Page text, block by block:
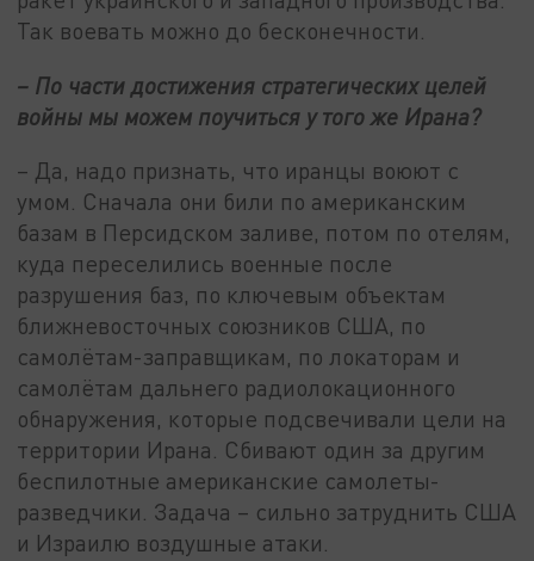
Так воевать можно до бесконечности.
– По части достижения стратегических целей
войны мы можем поучиться у того же Ирана?
– Да, надо признать, что иранцы воюют с
умом. Сначала они били по американским
базам в Персидском заливе, потом по отелям,
куда переселились военные после
разрушения баз, по ключевым объектам
ближневосточных союзников США, по
самолётам-заправщикам, по локаторам и
самолётам дальнего радиолокационного
обнаружения, которые подсвечивали цели на
территории Ирана. Сбивают один за другим
беспилотные американские самолеты-
разведчики. Задача – сильно затруднить США
и Израилю воздушные атаки.